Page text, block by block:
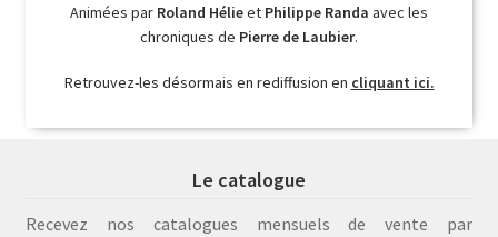
Animées par Roland Hélieet Philippe Randa avec les
chroniques de Pierre de Laubier.
Retrouvez-les désormais en rediffusion en cliquant ici.
Le catalogue
Recevez nos catalogues mensuels de vente par